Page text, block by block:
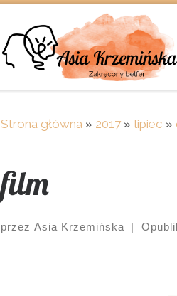
Strona główna » 2017 » lipiec »
film
przez Asia Krzemińska |